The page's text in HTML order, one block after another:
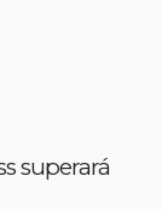
superará